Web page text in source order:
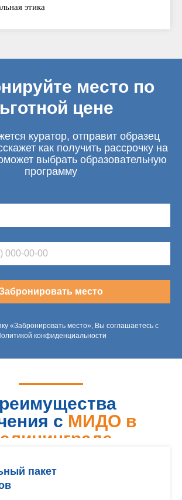
этика
место по
цене
куратор, отправит образец
как получить рассрочку на
выбрать образовательную
программу
место
«Забронировать место», Вы соглашаетесь с
конфиденциальности
с МИДО в
пакет